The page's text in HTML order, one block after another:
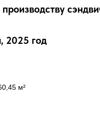
2025 год
м²